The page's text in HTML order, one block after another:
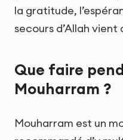
la gratitude,
secours d’Allah vient
Que faire
Mouharram ?
Mouharram est un